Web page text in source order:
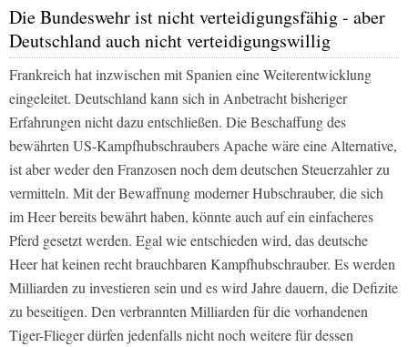
Die Bundeswehr ist nicht verteidigungsfähig - aber
Deutschland auch nicht verteidigungswillig
Frankreich hat inzwischen mit Spanien eine Weiterentwicklung
eingeleitet. Deutschland kann sich in Anbetracht bisheriger
Erfahrungen nicht dazu entschließen. Die Beschaffung des
bewährten US-Kampfhubschraubers Apache wäre eine Alternative,
ist aber weder den Franzosen noch dem deutschen Steuerzahler zu
vermitteln. Mit der Bewaffnung moderner Hubschrauber, die sich
im Heer bereits bewährt haben, könnte auch auf ein einfacheres
Pferd gesetzt werden. Egal wie entschieden wird, das deutsche
Heer hat keinen recht brauchbaren Kampfhubschrauber. Es werden
Milliarden zu investieren sein und es wird Jahre dauern, die Defizite
zu beseitigen. Den verbrannten Milliarden für die vorhandenen
Tiger-Flieger dürfen jedenfalls nicht noch weitere für dessen